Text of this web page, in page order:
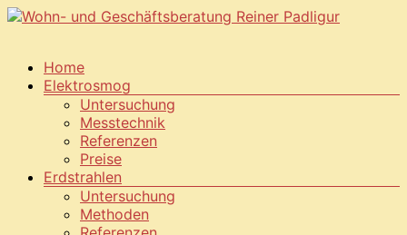
Wohn-
Geschäftsberatung
Menü Home
Elektrosmog
Untersuchung
Messtechnik
Referenzen
Preise
Erdstrahlen
Untersuchung
Methoden